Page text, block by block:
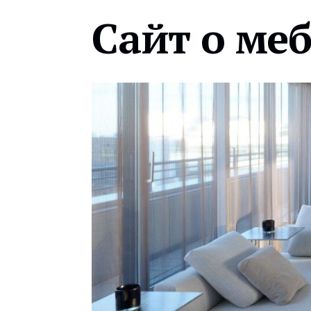
Сайт о